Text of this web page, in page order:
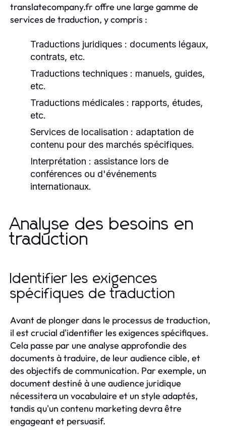
translatecompany.fr offre une large gamme de
services de traduction, y compris :
Traductions juridiques : documents légaux,
contrats, etc.
Traductions techniques : manuels, guides,
etc.
Traductions médicales : rapports, études,
etc.
Services de localisation : adaptation de
contenu pour des marchés spécifiques.
Interprétation : assistance lors de
conférences ou d'événements
internationaux.
Analyse des besoins en
traduction
Identifier les exigences
spécifiques de traduction
Avant de plonger dans le processus de traduction,
il est crucial d'identifier les exigences spécifiques.
Cela passe par une analyse approfondie des
documents à traduire, de leur audience cible, et
des objectifs de communication. Par exemple, un
document destiné à une audience juridique
nécessitera un vocabulaire et un style adaptés,
tandis qu'un contenu marketing devra être
engageant et persuasif.